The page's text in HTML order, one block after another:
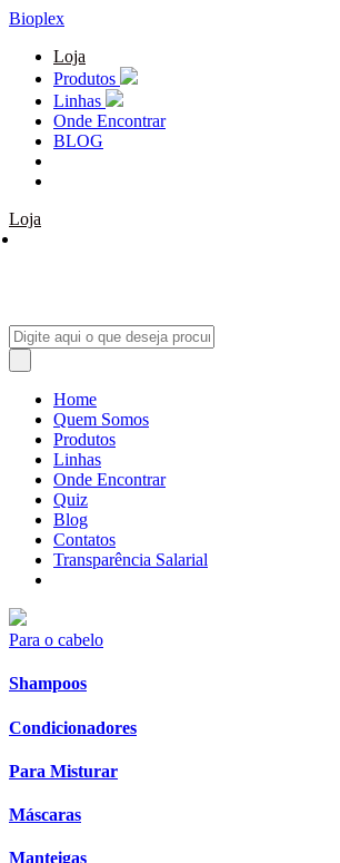
Bioplex
Loja
Produtos
Linhas
Onde Encontrar
BLOG
Loja
Home
Quem Somos
Produtos
Linhas
Onde Encontrar
Quiz
Blog
Contatos
Transparência Salarial
Para o cabelo
Shampoos
Condicionadores
Para Misturar
Máscaras
Manteigas